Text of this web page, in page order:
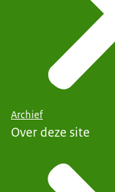
Archief
Over deze site